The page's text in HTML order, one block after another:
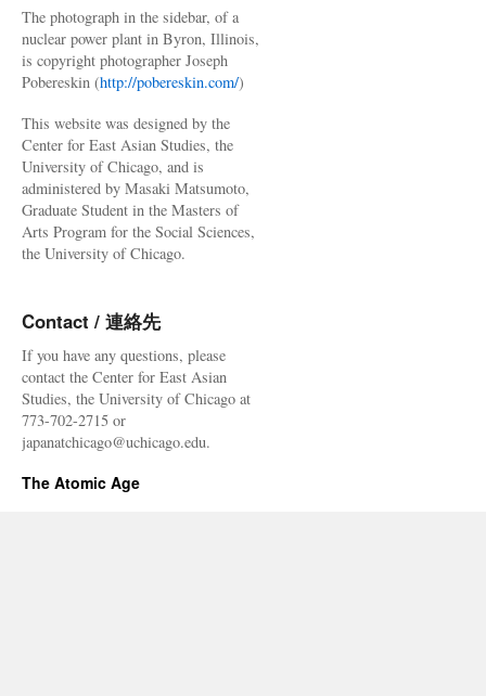
The photograph in the sidebar, of a
nuclear power plant in Byron, Illinois,
is copyright photographer Joseph
Pobereskin (http://pobereskin.com/)
This website was designed by the
Center for East Asian Studies, the
University of Chicago, and is
administered by Masaki Matsumoto,
Graduate Student in the Masters of
Arts Program for the Social Sciences,
the University of Chicago.
Contact / 連絡先
If you have any questions, please
contact the Center for East Asian
Studies, the University of Chicago at
773-702-2715 or
japanatchicago@uchicago.edu.
The Atomic Age